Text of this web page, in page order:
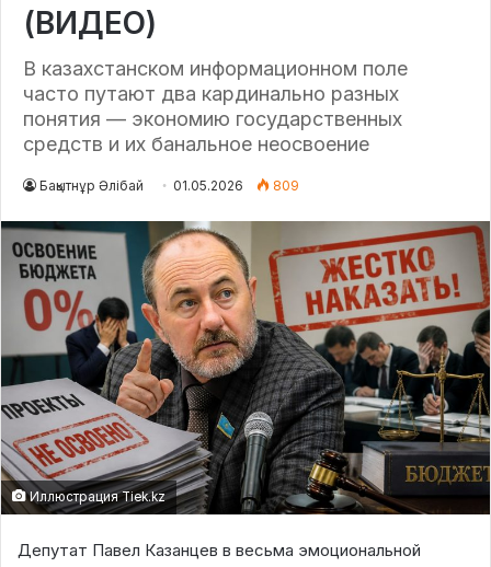
(ВИДЕО)
В казахстанском информационном поле
часто путают два кардинально разных
понятия — экономию государственных
средств и их банальное неосвоение
Бақытнұр Әлібай 01.05.2026 809
Иллюстрация Tiek.kz
Депутат Павел Казанцев в весьма эмоциональной